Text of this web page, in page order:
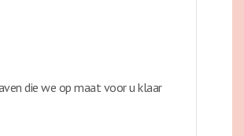
die we op maat voor u klaar